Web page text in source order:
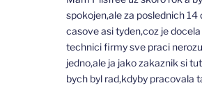
spokojen,ale za poslednich 14
casove asi tyden,coz je
technici firmy sve praci
jedno,ale ja jako zakaznik si
bych byl rad,kdyby pracovala